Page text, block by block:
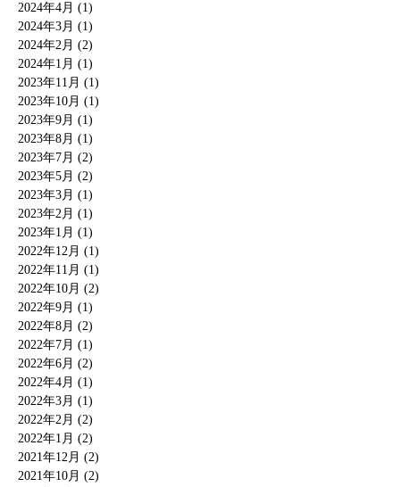
2024年4月 (1)
2024年3月 (1)
2024年2月 (2)
2024年1月 (1)
2023年11月 (1)
2023年10月 (1)
2023年9月 (1)
2023年8月 (1)
2023年7月 (2)
2023年5月 (2)
2023年3月 (1)
2023年2月 (1)
2023年1月 (1)
2022年12月 (1)
2022年11月 (1)
2022年10月 (2)
2022年9月 (1)
2022年8月 (2)
2022年7月 (1)
2022年6月 (2)
2022年4月 (1)
2022年3月 (1)
2022年2月 (2)
2022年1月 (2)
2021年12月 (2)
2021年10月 (2)